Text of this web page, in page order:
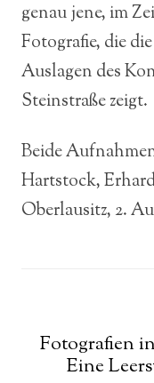
genau jene, im
Fotografie, die
Auslagen des
Steinstraße zeigt.
Beide
Hartstock,
Oberlausitz, 2.
Fotografien
Eine